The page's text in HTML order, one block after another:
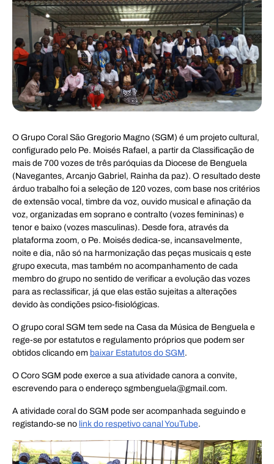
O Grupo Coral São Gregorio Magno (SGM) é um projeto cultural,
configurado pelo Pe. Moisés Rafael, a partir da Classificação de
mais de 700 vozes de três paróquias da Diocese de Benguela
(Navegantes, Arcanjo Gabriel, Rainha da paz). O resultado deste
árduo trabalho foi a seleção de 120 vozes, com base nos critérios
de extensão vocal, timbre da voz, ouvido musical e afinação da
voz, organizadas em soprano e contralto (vozes femininas) e
tenor e baixo (vozes masculinas). Desde fora, através da
plataforma zoom, o Pe. Moisés dedica-se, incansavelmente,
noite e dia, não só na harmonização das peças musicais q este
grupo executa, mas também no acompanhamento de cada
membro do grupo no sentido de verificar a evolução das vozes
para as reclassificar, já que elas estão sujeitas a alterações
devido às condições psico-fisiológicas.
O grupo coral SGM tem sede na Casa da Música de Benguela e
rege-se por estatutos e regulamento próprios que podem ser
obtidos clicando em baixar Estatutos do SGM.
O Coro SGM pode exerce a sua atividade canora a convite,
escrevendo para o endereço sgmbenguela@gmail.com.
A atividade coral do SGM pode ser acompanhada seguindo e
registando-se no link do respetivo canal YouTube.